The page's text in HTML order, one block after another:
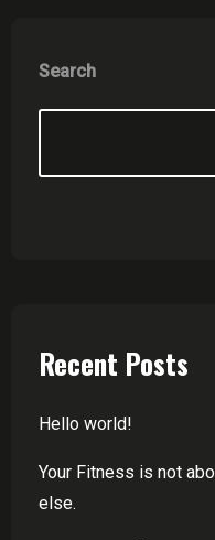
Search
Recent Posts
Hello world!
Your Fitness is not
else.